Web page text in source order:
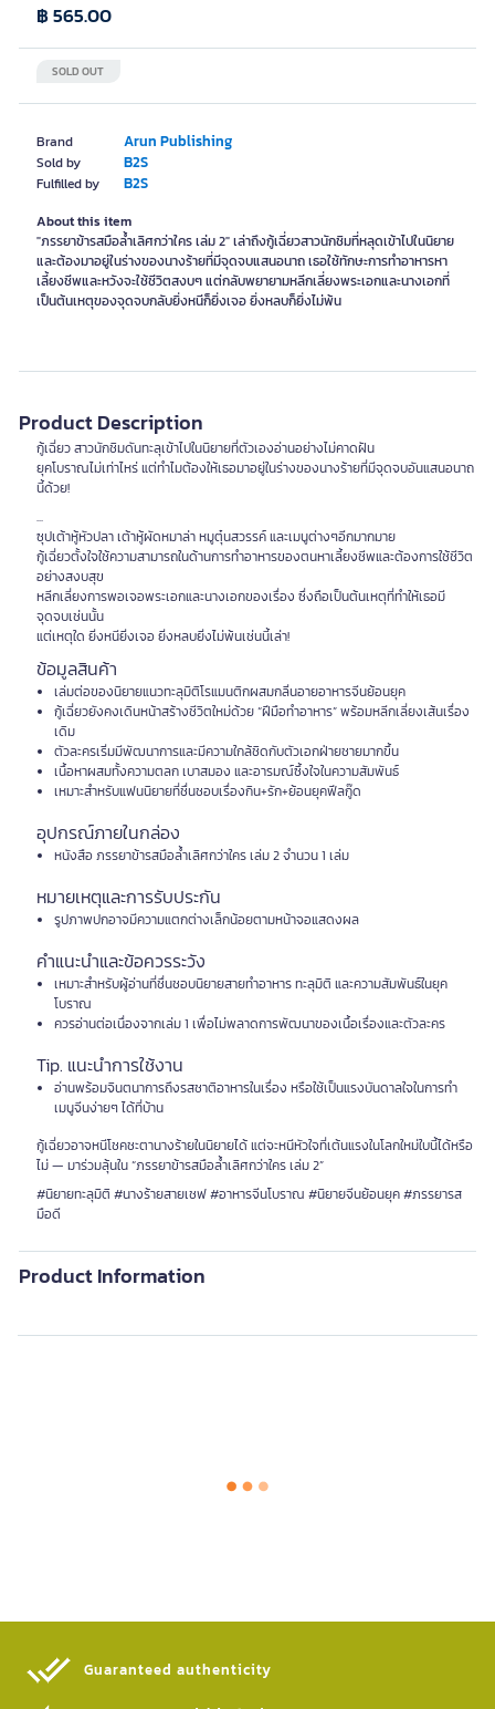
Brand Arun Publishing
Sold by B2S
Fulfilled by B2S
SOLD OUT
฿ 565.00
About this item
"ภรรยาข้ารสมือล้ำเลิศกว่าใคร เล่ม 2" เล่าถึงกู้เฉี่ยวสาวนักชิมที่หลุดเข้าไปในนิยาย
และต้องมาอยู่ในร่างของนางร้ายที่มีจุดจบแสนอนาถ เธอใช้ทักษะการทำอาหารหา
เลี้ยงชีพและหวังจะใช้ชีวิตสงบๆ แต่กลับพยายามหลีกเลี่ยงพระเอกและนางเอกที่
Product Description
กู้เฉี่ยว สาวนักชิมดันทะลุเข้าไปในนิยายที่ตัวเองอ่านอย่างไม่คาดฝัน
ยุคโบราณไม่เท่าไหร่ แต่ทำไมต้องให้เธอมาอยู่ในร่างของนางร้ายที่มีจุดจบอันแสนอนาถ
นี้ด้วย!
...
ซุปเต้าหู้หัวปลา เต้าหู้ผัดหมาล่า หมูตุ๋นสวรรค์ และเมนูต่างๆอีกมากมาย
กู้เฉี่ยวตั้งใจใช้ความสามารถในด้านการทำอาหารของตนหาเลี้ยงชีพและต้องการใช้ชีวิต
อย่างสงบสุข
หลีกเลี่ยงการพอเจอพระเอกและนางเอกของเรื่อง ซึ่งถือเป็นต้นเหตุที่ทำให้เธอมี
จุดจบเช่นนั้น
แต่เหตุใด ยิ่งหนียิ่งเจอ ยิ่งหลบยิ่งไม่พ้นเช่นนี้เล่า!
ข้อมูลสินค้า
เล่มต่อของนิยายแนวทะลุมิติโรแมนติกผสมกลิ่นอายอาหารจีนย้อนยุค
กู้เฉี่ยวยังคงเดินหน้าสร้างชีวิตใหม่ด้วย “ฝีมือทำอาหาร” พร้อมหลีกเลี่ยงเส้นเรื่อง
เดิม
ตัวละครเริ่มมีพัฒนาการและมีความใกล้ชิดกับตัวเอกฝ่ายชายมากขึ้น
เนื้อหาผสมทั้งความตลก เบาสมอง และอารมณ์ซึ้งใจในความสัมพันธ์
เหมาะสำหรับแฟนนิยายที่ชื่นชอบเรื่องกิน+รัก+ย้อนยุคฟีลกู๊ด
อุปกรณ์ภายในกล่อง
หนังสือ ภรรยาข้ารสมือล้ำเลิศกว่าใคร เล่ม 2 จำนวน 1 เล่ม
หมายเหตุและการรับประกัน
รูปภาพปกอาจมีความแตกต่างเล็กน้อยตามหน้าจอแสดงผล
คำแนะนำและข้อควรระวัง
เหมาะสำหรับผู้อ่านที่ชื่นชอบนิยายสายทำอาหาร ทะลุมิติ และความสัมพันธ์ในยุค
โบราณ
ควรอ่านต่อเนื่องจากเล่ม 1 เพื่อไม่พลาดการพัฒนาของเนื้อเรื่องและตัวละคร
Tip. แนะนำการใช้งาน
อ่านพร้อมจินตนาการถึงรสชาติอาหารในเรื่อง หรือใช้เป็นแรงบันดาลใจในการทำ
เมนูจีนง่ายๆ ได้ที่บ้าน
กู้เฉี่ยวอาจหนีโชคชะตานางร้ายในนิยายได้ แต่จะหนีหัวใจที่เต้นแรงในโลกใหม่ใบนี้ได้หรือ
ไม่ — มาร่วมลุ้นใน “ภรรยาข้ารสมือล้ำเลิศกว่าใคร เล่ม 2”
#นิยายทะลุมิติ #นางร้ายสายเชฟ #อาหารจีนโบราณ #นิยายจีนย้อนยุค #ภรรยารส
มือดี
Product Information
Guaranteed authenticity​